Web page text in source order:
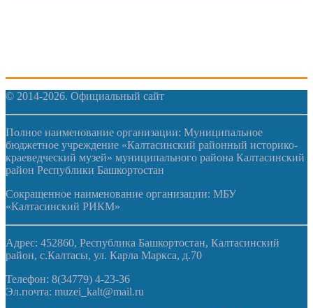
© 2014-2026. Официальный сайт
Полное наименование организации: Муниципальное
бюджетное учреждение «Калтасинский районный историко-
краеведческий музей» муниципального района Калтасинский
район Республики Башкортостан
Сокращенное наименование организации: МБУ
«Калтасинский РИКМ»
Адрес: 452860, Республика Башкортостан, Калтасинский
район, с.Калтасы, ул. Карла Маркса, д.70
Телефон: 8(34779) 4-23-36
Эл.почта: muzei_kalt@mail.ru